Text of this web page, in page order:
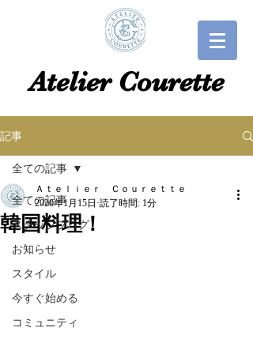
​​Atelier Courette​
記事
全ての記事
スタッフブログ
お知らせ
スタイル
今すぐ始める
コミュニティ
全ての記事
韓国料理！
Ａｔｅｌｉｅｒ Ｃｏｕｒｅｔｔｅ
2020年1月15日 読了時間: 1分